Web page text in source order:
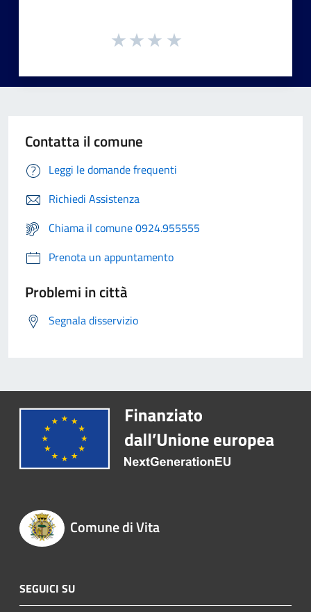
Contatta il comune
Leggi le domande frequenti
Richiedi Assistenza
Chiama il comune 0924.955555
Prenota un appuntamento
Problemi in città
Segnala disservizio
Comune di Vita
SEGUICI SU